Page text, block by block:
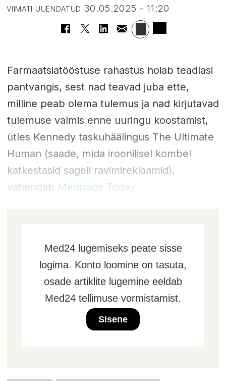
VIIMATI UUENDATUD 30.05.2025 - 11:20
Farmaatsiatööstuse rahastus hoiab teadlasi
pantvangis, sest nad teavad juba ette,
milline peab olema tulemus ja nad kirjutavad
tulemuse valmis enne uuringu koostamist,
ütles Kennedy taskuhäälingus The Ultimate
Human (saade, mida iroonilisel kombel
katkestasid sageli ravimireklaamid),
vahendab Medpage Today.
Med24 lugemiseks peate sisse
logima. Konto loomine on tasuta,
osade artiklite lugemine eeldab
Med24 tellimuse vormistamist.
Sisene